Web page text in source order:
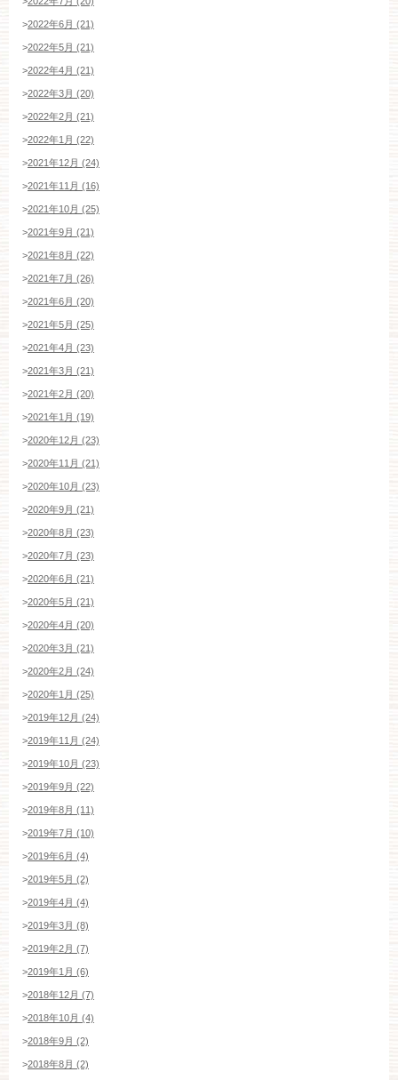
>2022年6月 (21)
>2022年5月 (21)
>2022年4月 (21)
>2022年3月 (20)
>2022年2月 (21)
>2022年1月 (22)
>2021年12月 (24)
>2021年11月 (16)
>2021年10月 (25)
>2021年9月 (21)
>2021年8月 (22)
>2021年7月 (26)
>2021年6月 (20)
>2021年5月 (25)
>2021年4月 (23)
>2021年3月 (21)
>2021年2月 (20)
>2021年1月 (19)
>2020年12月 (23)
>2020年11月 (21)
>2020年10月 (23)
>2020年9月 (21)
>2020年8月 (23)
>2020年7月 (23)
>2020年6月 (21)
>2020年5月 (21)
>2020年4月 (20)
>2020年3月 (21)
>2020年2月 (24)
>2020年1月 (25)
>2019年12月 (24)
>2019年11月 (24)
>2019年10月 (23)
>2019年9月 (22)
>2019年8月 (11)
>2019年7月 (10)
>2019年6月 (4)
>2019年5月 (2)
>2019年4月 (4)
>2019年3月 (8)
>2019年2月 (7)
>2019年1月 (6)
>2018年12月 (7)
>2018年10月 (4)
>2018年9月 (2)
>2018年8月 (2)
平日 12：00〜20：00